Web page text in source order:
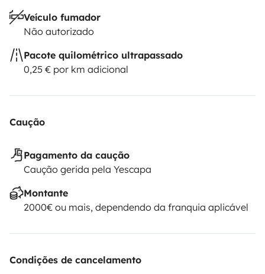
Veículo fumador
Não autorizado
Pacote quilométrico ultrapassado
0,25 € por km adicional
Caução
Pagamento da caução
Caução gerida pela Yescapa
Montante
2000€ ou mais, dependendo da franquia aplicável
Condições de cancelamento